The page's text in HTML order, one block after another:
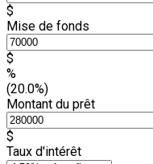
$
Mise de fonds
$
%
(20.0%)
Montant du prêt
$
Taux d'intérêt